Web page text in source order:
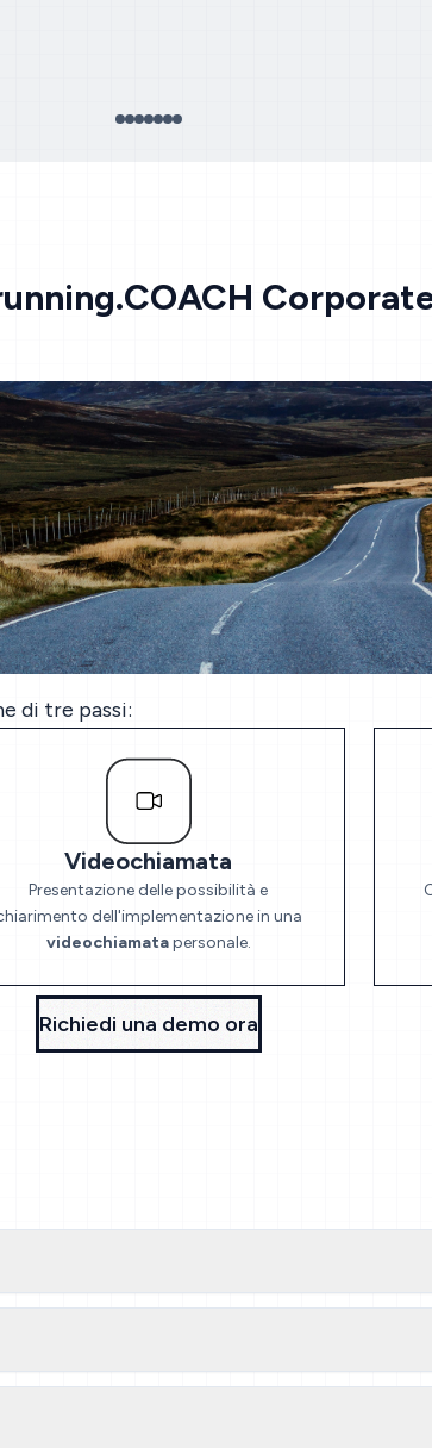
di tre passi:
Videochiamata
Presentazione delle possibilità e
dell'implementazione in una
videochiamatapersonale.
Richiedi una demo ora